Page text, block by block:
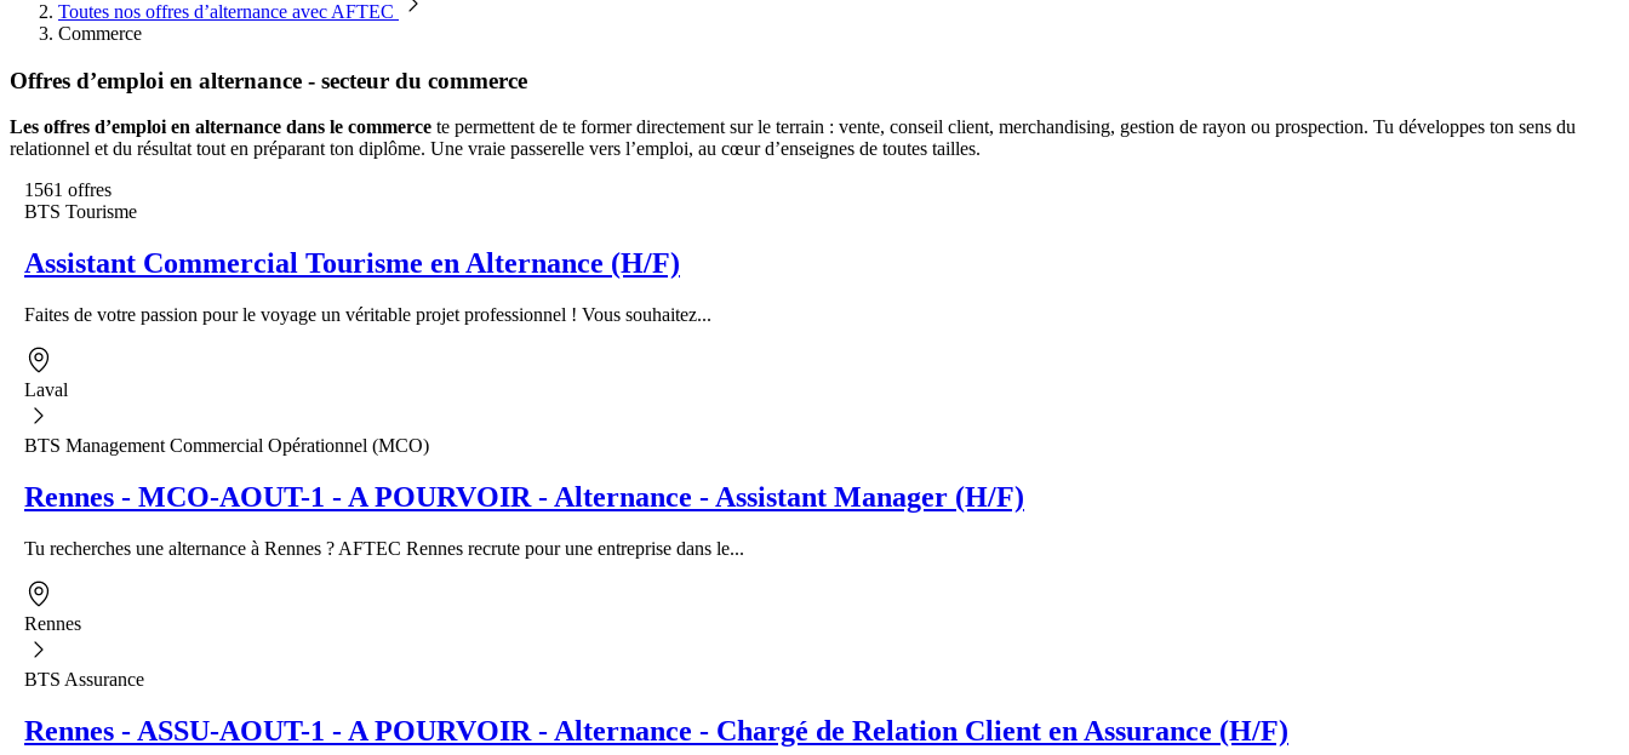
Toutes nos offres d’alternance avec AFTEC
Commerce
Offres d’emploi en alternance - secteur du commerce
Les offres d’emploi en alternance dans le commerce te permettent de te former directement sur le terrain : vente, conseil client, merchandising, gestion de rayon ou prospection. Tu développes ton sens du
relationnel et du résultat tout en préparant ton diplôme. Une vraie passerelle vers l’emploi, au cœur d’enseignes de toutes tailles.
1561 offres
BTS Tourisme
Assistant Commercial Tourisme en Alternance (H/F)
Faites de votre passion pour le voyage un véritable projet professionnel ! Vous souhaitez...
Laval
BTS Management Commercial Opérationnel (MCO)
Rennes - MCO-AOUT-1 - A POURVOIR - Alternance - Assistant Manager (H/F)
Tu recherches une alternance à Rennes ? AFTEC Rennes recrute pour une entreprise dans le...
Rennes
BTS Assurance
Rennes - ASSU-AOUT-1 - A POURVOIR - Alternance - Chargé de Relation Client en Assurance (H/F)